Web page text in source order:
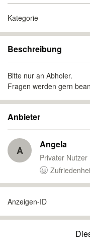
Kategorie
Beschreibung
Bitte nur an Abholer.
Fragen werden gern
Anbieter
A Angela
Privater Nutzer
Anzeigen-ID